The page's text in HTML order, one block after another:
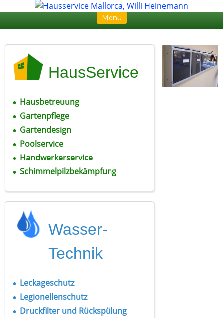
Menu
Skip to content
HausService
Hausbetreuung
Gartenpflege
Gartendesign
Poolservice
Handwerkerservice
Schimmelpilzbekämpfung
Wasser-
Technik
Leckageschutz
Legionellenschutz
Druckfilter und Rückspülung